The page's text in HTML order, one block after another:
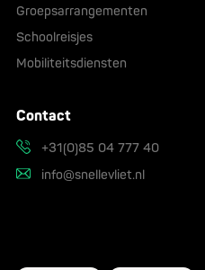
Groepsarrangementen
Schoolreisjes
Mobiliteitsdiensten
Contact
+31(0)85 04 777 40
info@snellevliet.nl